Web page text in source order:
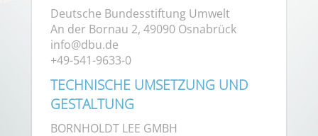
Deutsche Bundesstiftung Umwelt
An der Bornau 2, 49090 Osnabrück
info@dbu.de
+49-541-9633-0
TECHNISCHE UMSETZUNG UND
GESTALTUNG
BORNHOLDT LEE GMBH